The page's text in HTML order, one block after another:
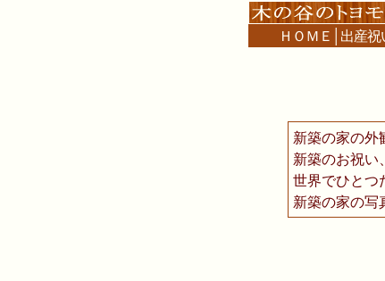
ＨＯＭＥ 出産祝
新築の家の外
新築のお祝い
世界でひとつ
新築の家の写